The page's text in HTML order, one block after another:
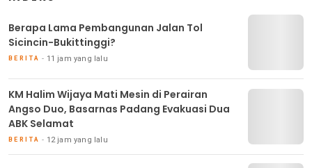
Berapa Lama Pembangunan Jalan Tol
Sicincin-Bukittinggi?
BERITA 11 jam yang lalu
KM Halim Wijaya Mati Mesin di Perairan
Angso Duo, Basarnas Padang Evakuasi Dua
ABK Selamat
BERITA 12 jam yang lalu